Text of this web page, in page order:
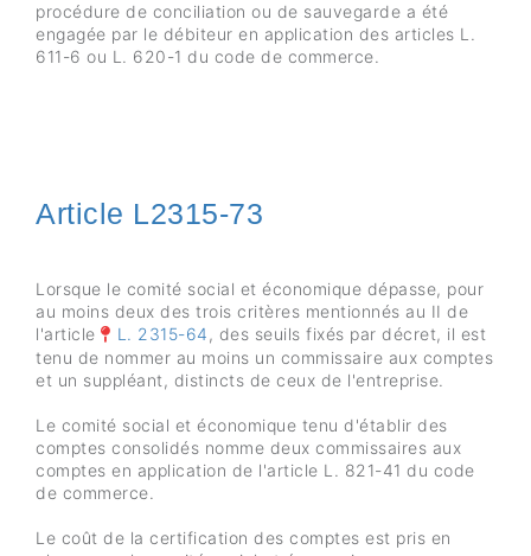
procédure de conciliation ou de sauvegarde a été
engagée par le débiteur en application des articles L.
611-6 ou L. 620-1 du code de commerce.
Article L2315-73
Lorsque le comité social et économique dépasse, pour
au moins deux des trois critères mentionnés au II de
l'article
L. 2315-64 , des seuils fixés par décret, il est
tenu de nommer au moins un commissaire aux comptes
et un suppléant, distincts de ceux de l'entreprise.
Le comité social et économique tenu d'établir des
comptes consolidés nomme deux commissaires aux
comptes en application de l'article L. 821-41 du code
de commerce.
Le coût de la certification des comptes est pris en